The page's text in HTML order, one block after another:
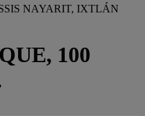
NAYARIT, IXTLÁN
100